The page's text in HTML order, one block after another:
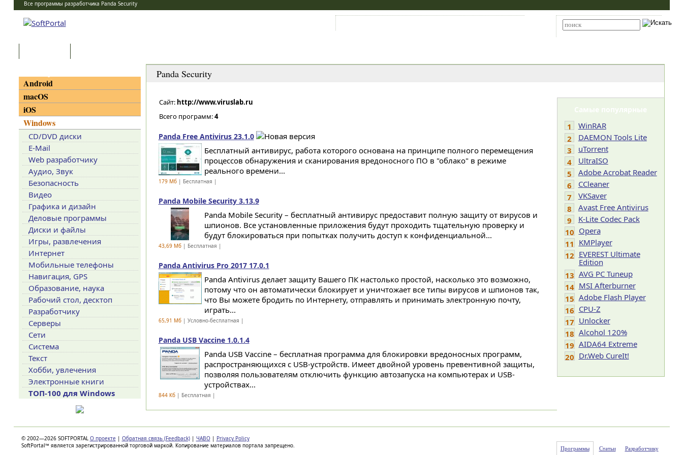
Все программы разработчика Panda Security
Panda Security
Сайт: http://www.viruslab.ru
Всего программ:4
Panda Free Antivirus 23.1.0
Бесплатный антивирус, работа которого основана на принципе полного перемещения
процессов обнаружения и сканирования вредоносного ПО в "облако" в режиме
реального времени...
179 Мб| Бесплатная |
Panda Mobile Security 3.13.9
Panda Mobile Security – бесплатный антивирус предоставит полную защиту от вирусов и
шпионов. Все установленные приложения будут проходить тщательную проверку и
будут блокироваться при попытках получить доступ к конфиденциальной...
43,69 Мб| Бесплатная |
Panda Antivirus Pro 2017 17.0.1
Panda Antivirus делает защиту Вашего ПК настолько простой, насколько это возможно,
потому что он автоматически блокирует и уничтожает все типы вирусов и шпионов так,
что Вы можете бродить по Интернету, отправлять и принимать электронную почту,
играть...
65,91 Мб| Условно-бесплатная |
Panda USB Vaccine 1.0.1.4
Panda USB Vaccine – бесплатная программа для блокировки вредоносных программ,
распространяющихся с USB-устройств. Имеет двойной уровень превентивной защиты,
позволяя пользователям отключить функцию автозапуска на компьютерах и USB-
устройствах...
844 Кб| Бесплатная |
Самые популярные
1
WinRAR
2
DAEMON Tools Lite
3
uTorrent
4
UltraISO
5
Adobe Acrobat Reader
6
CCleaner
7
VKSaver
8
Avast Free Antivirus
9
K-Lite Codec Pack
10 Opera
11 KMPlayer
12 EVEREST Ultimate
Edition
13 AVG PC Tuneup
14 MSI Afterburner
15 Adobe Flash Player
16 CPU-Z
17 Unlocker
18 Alcohol 120%
19 AIDA64 Extreme
20 Dr.Web CureIt!
Android
macOS
iOS
Windows
CD/DVD диски
E-Mail
Web разработчику
Аудио, Звук
Безопасность
Видео
Графика и дизайн
Деловые программы
Диски и файлы
Игры, развлечения
Интернет
Мобильные телефоны
Навигация, GPS
Образование, наука
Рабочий стол, десктоп
Разработчику
Серверы
Сети
Система
Текст
Хобби, увлечения
Электронные книги
ТОП-100 для Windows
© 2002—2026 SOFTPORTAL О проекте | Обратная связь (Feedback) | ЧАВО | Privacy Policy
SoftPortal™ является зарегистрированной торговой маркой. Копирование материалов портала запрещено.
Программы Статьи Разработчику